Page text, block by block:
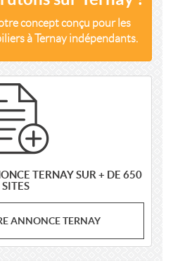
concept conçu pour les
à Ternay indépendants.
TERNAY SUR + DE 650
SITES
ANNONCE TERNAY